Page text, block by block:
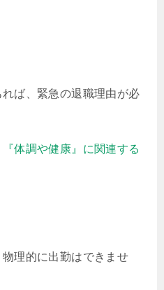
ば、緊急の退職理由が必
体調や健康』に関連する
理的に出勤はできませ